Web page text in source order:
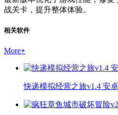
战关卡，提升整体体验。
相关软件
More+
快递模拟经营之旅v1.4 安